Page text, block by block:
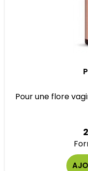
Pour une flore